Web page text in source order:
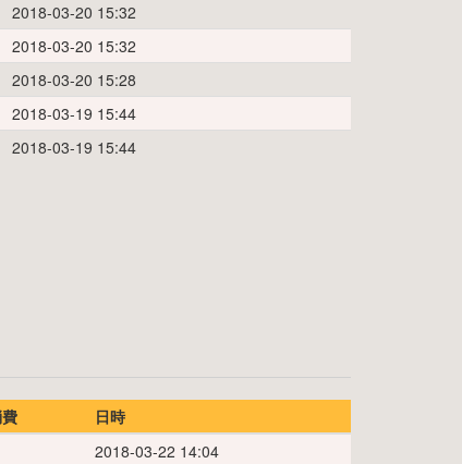
2018-03-20 15:32
2018-03-20 15:32
2018-03-20 15:28
2018-03-19 15:44
2018-03-19 15:44
日時
2018-03-22 14:04